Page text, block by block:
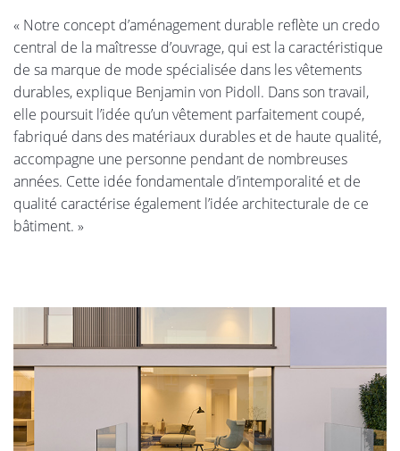
« Notre concept d’aménagement durable reflète un credo
central de la maîtresse d’ouvrage, qui est la caractéristique
de sa marque de mode spécialisée dans les vêtements
durables, explique Benjamin von Pidoll. Dans son travail,
elle poursuit l’idée qu’un vêtement parfaitement coupé,
fabriqué dans des matériaux durables et de haute qualité,
accompagne une personne pendant de nombreuses
années. Cette idée fondamentale d’intemporalité et de
qualité caractérise également l’idée architecturale de ce
bâtiment. »